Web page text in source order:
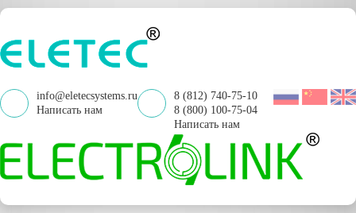
info@eletecsystems.ru
Написать нам
8 (812) 740-75-10
8 (800) 100-75-04
Написать нам